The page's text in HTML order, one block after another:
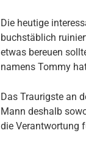
Die heutige
buchstäblich
etwas bereuen
namens Tommy
Das Traurigste an
Mann deshalb
die Verantwortung